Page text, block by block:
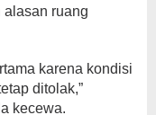
alasan ruang
karena kondisi
ditolak,”
kecewa.